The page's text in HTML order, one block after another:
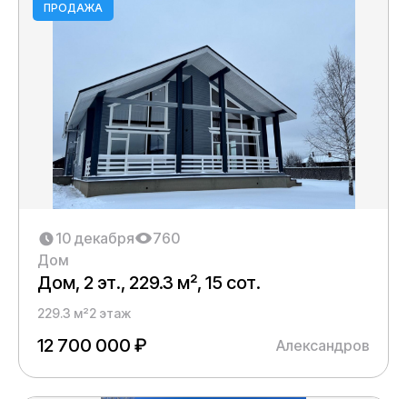
ПРОДАЖА
10 декабря
760
Дом
Дом, 2 эт., 229.3 м², 15 сот.
229.3 м²2 этаж
12 700 000 ₽ Александров